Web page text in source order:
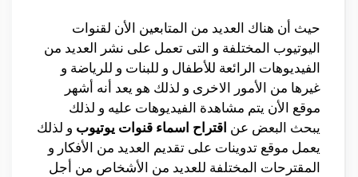
حيث أن هناك العديد من المتابعين الأن لقنوات
اليوتيوب المختلفة و التى تعمل على نشر العديد من
الفيديوهات الرائعة للأطفال و للبنات و للرياضة و
غيرها من الأمور الاخرى و لذلك هو يعد أنه أشهر
موقع الأن يتم مشاهدة الفيديوهات عليه و لذلك
يبحث البعض عن اقتراح اسماء قنوات يوتيوب و لذلك
يعمل موقع تدوينات على تقديم العديد من الأفكار و
المقترحات المختلفة للعديد من الأشخاص من أجل